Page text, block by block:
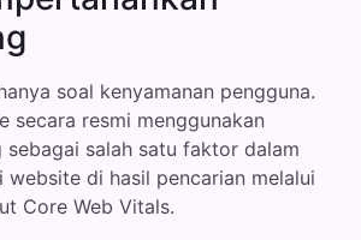
soal kenyamanan pengguna.
secara resmi menggunakan
salah satu faktor dalam
website di hasil pencarian melalui
Core Web Vitals.